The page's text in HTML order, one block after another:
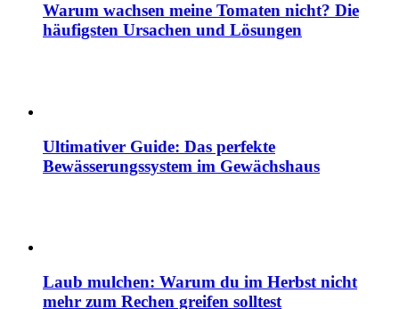
Warum wachsen meine Tomaten nicht? Die
häufigsten Ursachen und Lösungen
Ultimativer Guide: Das perfekte
Bewässerungssystem im Gewächshaus
Laub mulchen: Warum du im Herbst nicht
mehr zum Rechen greifen solltest